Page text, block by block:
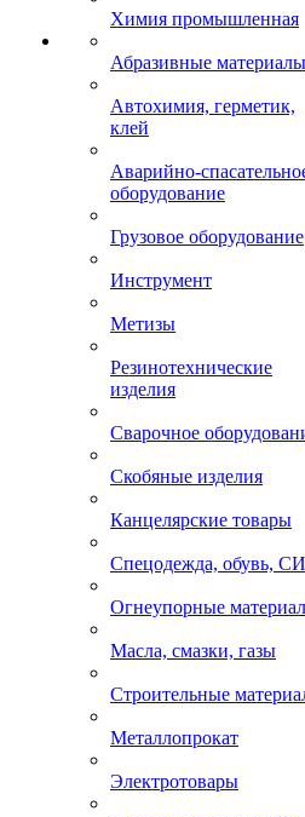
Химия промышленная
Абразивные материалы
Автохимия, герметик,
клей
Аварийно-
оборудование
Грузовое оборудование
Инструмент
Метизы
Резинотехнические
изделия
Сварочное
Скобяные изделия
Канцелярские товары
Спецодежда, обувь,
Огнеупорные
Масла, смазки, газы
Строительные
Металлопрокат
Электротовары